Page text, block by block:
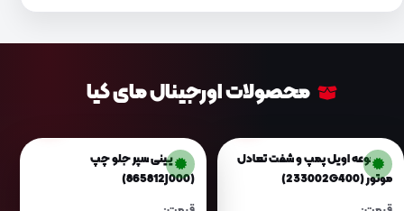
محصولات اورجینال مای کیا
مجموعه اویل پمپ و شفت تعادل
موتور (233002G400)
لبه پایینی سپر جلو چپ
(865812J000)